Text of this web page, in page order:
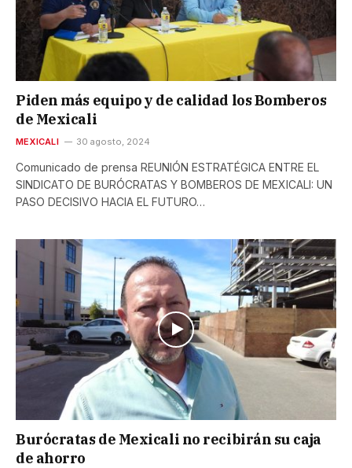
Piden más equipo y de calidad los Bomberos
de Mexicali
MEXICALI 30 agosto, 2024
Comunicado de prensa REUNIÓN ESTRATÉGICA ENTRE EL
SINDICATO DE BURÓCRATAS Y BOMBEROS DE MEXICALI: UN
PASO DECISIVO HACIA EL FUTURO…
Burócratas de Mexicali no recibirán su caja
de ahorro